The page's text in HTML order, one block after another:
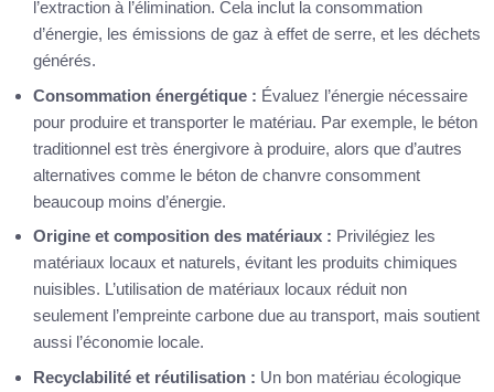
l’extraction à l’élimination. Cela inclut la consommation
d’énergie, les émissions de gaz à effet de serre, et les déchets
générés.
Consommation énergétique : Évaluez l’énergie nécessaire
pour produire et transporter le matériau. Par exemple, le béton
traditionnel est très énergivore à produire, alors que d’autres
alternatives comme le béton de chanvre consomment
beaucoup moins d’énergie.
Origine et composition des matériaux : Privilégiez les
matériaux locaux et naturels, évitant les produits chimiques
nuisibles. L’utilisation de matériaux locaux réduit non
seulement l’empreinte carbone due au transport, mais soutient
aussi l’économie locale.
Recyclabilité et réutilisation : Un bon matériau écologique